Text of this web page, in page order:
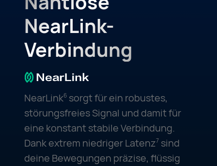
NearLink-
Verbindung
NearLink6sorgt für ein robustes,
störungsfreies Signal und damit für
eine konstant stabile Verbindung.
Dank extrem niedriger Latenz7sind
deine Bewegungen präzise, flüssig